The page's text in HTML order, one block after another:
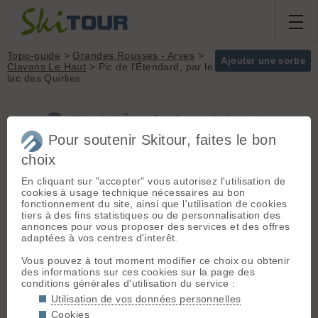
Ajouter une sortie
Topo-guide > Grandes Rousses - Arves >
Clavans Le Haut > Pic de l'Étendard, par le
lac des Quirlies
Pic de l'Étendard, par le lac des
Quirlies (Grandes Rousses - Arves)
Massif :Grandes
Rousses - Arves
Sommet :Pic de
l'Étendard (3464 m)
Difficulté de
montée :
Difficulté ski :
E1
Départ :Clavans Le Haut(1400
m) - Grenoble -> Bourg d'Oisans ->
Barrage du Chambon -> Vallée du
Ferrand -> Clavans le Haut
Suivre la route non deneigée
jusqu'au Perron.
Itinéraire :Du Perron, prendre
le sentier N en direction de pont
Ferrand. Trés vite prendre une
sente sur la gauche (qui permet
Pour soutenir Skitour, faites le bon
choix
En cliquant sur "accepter" vous autorisez l'utilisation de
cookies à usage technique nécessaires au bon
fonctionnement du site, ainsi que l'utilisation de cookies
tiers à des fins statistiques ou de personnalisation des
annonces pour vous proposer des services et des offres
adaptées à vos centres d'interêt.
Vous pouvez à tout moment modifier ce choix ou obtenir
des informations sur ces cookies sur la page des
conditions générales d'utilisation du service :
Utilisation de vos données personnelles
Cookies